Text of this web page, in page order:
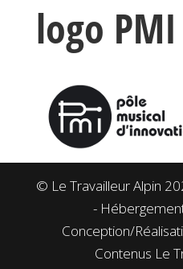
logo PMI
© Le Travailleur Alpin
-
Conception/
Contenus Le